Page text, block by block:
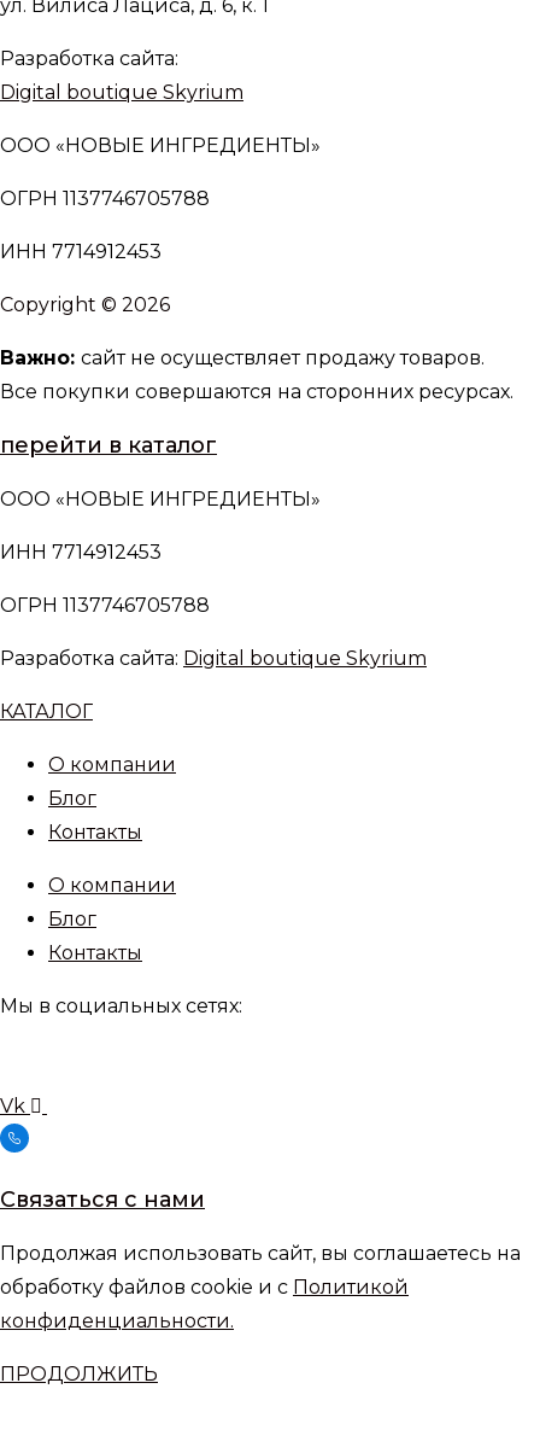
ул. Вилиса Лациса, д. 6, к. 1
Разработка сайта:
Digital boutique Skyrium
ООО «НОВЫЕ ИНГРЕДИЕНТЫ»
ОГРН 1137746705788
ИНН 7714912453
Copyright © 2026
Важно: сайт не осуществляет продажу товаров.
Все покупки совершаются на сторонних ресурсах.
перейти в каталог
ООО «НОВЫЕ ИНГРЕДИЕНТЫ»
ИНН 7714912453
ОГРН 1137746705788
Разработка сайта: Digital boutique Skyrium
КАТАЛОГ
О компании
Блог
Контакты
О компании
Блог
Контакты
Мы в социальных сетях:
Vk
Связаться с нами
Продолжая использовать сайт, вы соглашаетесь на
обработку файлов cookie и с Политикой
конфиденциальности.
ПРОДОЛЖИТЬ